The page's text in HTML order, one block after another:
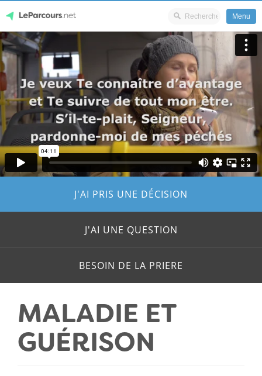
Skip
to
content
LeParcours.net
Menu
J'AI PRIS UNE DÉCISION
J'AI UNE QUESTION
BESOIN DE LA PRIERE
MALADIE ET
GUÉRISON